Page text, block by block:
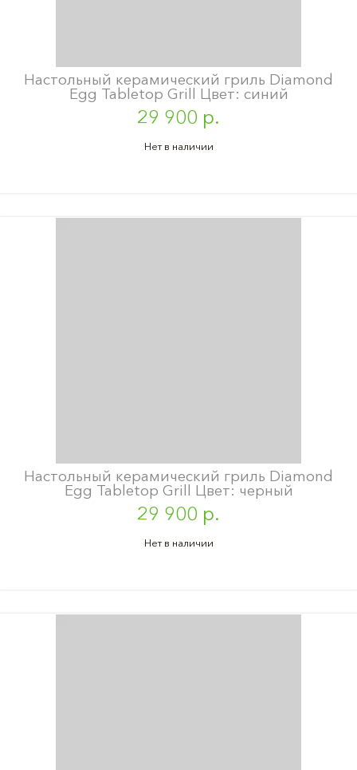
Настольный керамический гриль Diamond
Egg Tabletop Grill Цвет: синий
29 900 р.
Нет в наличии
Настольный керамический гриль Diamond
Egg Tabletop Grill Цвет: черный
29 900 р.
Нет в наличии